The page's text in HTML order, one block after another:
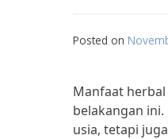
Posted on
Manfaat
belakangan
usia, tetapi